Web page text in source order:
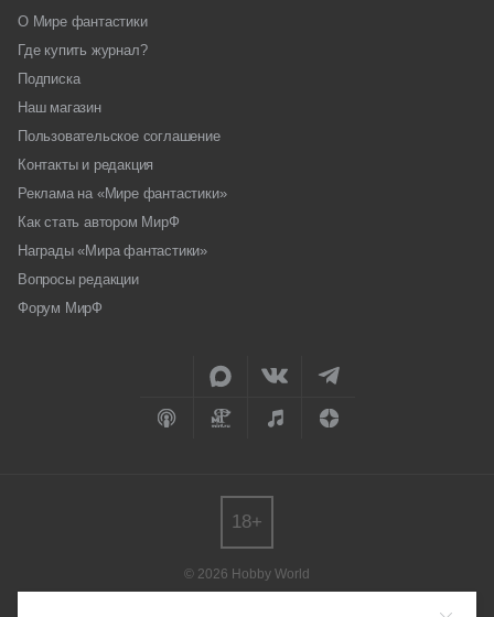
О Мире фантастики
Где купить журнал?
Подписка
Наш магазин
Пользовательское соглашение
Контакты и редакция
Реклама на «Мире фантастики»
Как стать автором МирФ
Награды «Мира фантастики»
Вопросы редакции
Форум МирФ
© 2026 Hobby World
18+